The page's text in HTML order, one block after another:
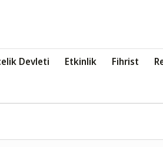
Devleti Etkinlik Fihrist